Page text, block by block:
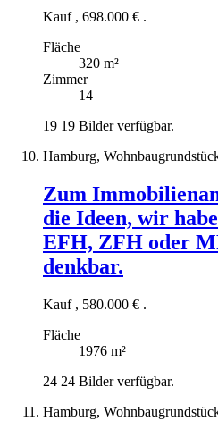
Kauf , 698.000 € .
Fläche
320 m²
Zimmer
14
19 19 Bilder verfügbar.
Hamburg,
Zum
die Ideen, wir
EFH, ZFH oder
denkbar.
Kauf , 580.000 € .
Fläche
1976 m²
24 24 Bilder verfügbar.
Hamburg,